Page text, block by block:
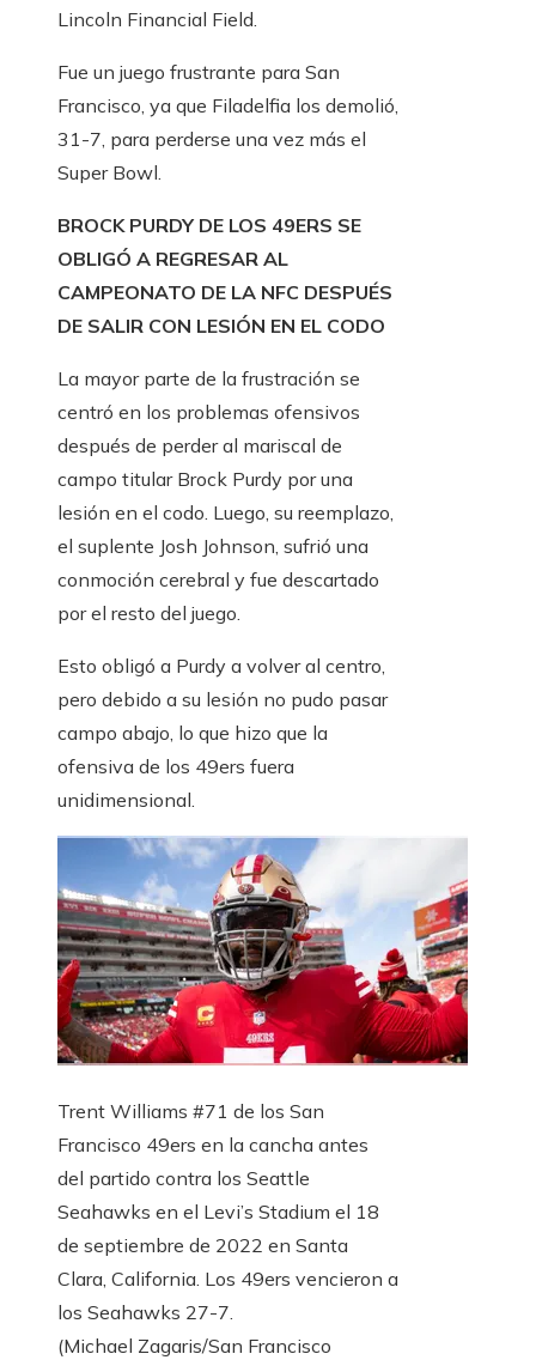
Lincoln Financial Field.
Fue un juego frustrante para San
Francisco, ya que Filadelfia los demolió,
31-7, para perderse una vez más el
Super Bowl.
BROCK PURDY DE LOS 49ERS SE
OBLIGÓ A REGRESAR AL
CAMPEONATO DE LA NFC DESPUÉS
DE SALIR CON LESIÓN EN EL CODO
La mayor parte de la frustración se
centró en los problemas ofensivos
después de perder al mariscal de
campo titular Brock Purdy por una
lesión en el codo. Luego, su reemplazo,
el suplente Josh Johnson, sufrió una
conmoción cerebral y fue descartado
por el resto del juego.
Esto obligó a Purdy a volver al centro,
pero debido a su lesión no pudo pasar
campo abajo, lo que hizo que la
ofensiva de los 49ers fuera
unidimensional.
Trent Williams #71 de los San
Francisco 49ers en la cancha antes
del partido contra los Seattle
Seahawks en el Levi’s Stadium el 18
de septiembre de 2022 en Santa
Clara, California. Los 49ers vencieron a
los Seahawks 27-7.
(Michael Zagaris/San Francisco